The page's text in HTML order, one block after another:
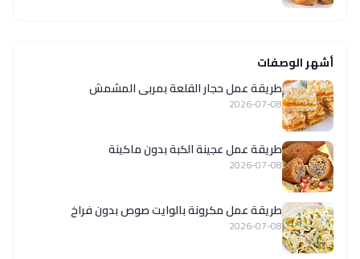
أشهر الوصفات
طريقة عمل حجار القلعة بمربى المشمش
2026-07-08
طريقة عمل عجينة الكبة بدون ماكينة
2026-07-08
طريقة عمل مكرونة بالوايت صوص بدون فراخ
2026-07-08